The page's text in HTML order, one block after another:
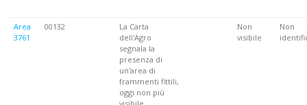
Area
3761
00132
La Carta
dell'Agro
segnala la
presenza di
un'area di
frammenti fittili,
oggi non più
Non
visibile
Non